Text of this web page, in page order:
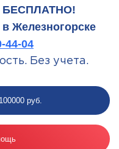
БЕСПЛАТНО!
Железногорске
44-04
Без учета.
руб.